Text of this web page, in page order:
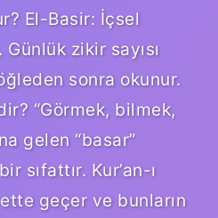
El-Basir: İçsel
zikir sayısı
sonra okunur.
“Görmek, bilmek,
gelen “basar”
sıfattır. Kur’an-ı
geçer ve bunların